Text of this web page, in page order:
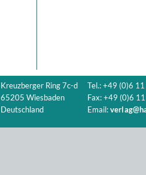
Kreuzberger Ring 7c-d
65205 Wiesbaden
Deutschland
Tel.: +49 (0)6
Fax: +49 (0)6
Email: